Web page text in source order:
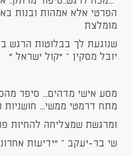
הפרטי אלא אמהות ובנות
מומלצת
שנוגעת לך בבלוטות הרגש
יובל מסקין – "קול ישראל "
מסע אישי מדהים... סיפר
מתח דרמטי ממשי... חושניות
ומרגשת שמצליחה להחיות
שי בר-יעקב – "ידיעות